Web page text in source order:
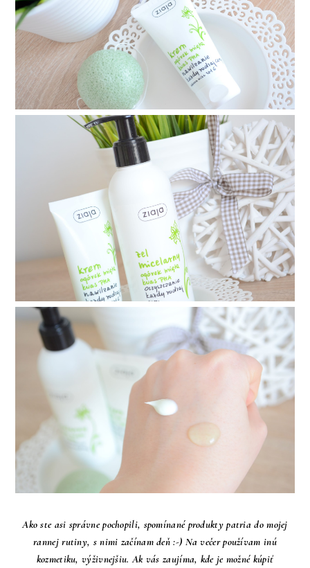
Ako ste asi správne pochopili, spomínané produkty patria do mojej
rannej rutiny, s nimi začínam deň :-) Na večer používam inú
kozmetiku, výživnejšiu. Ak vás zaujíma, kde je možné kúpiť